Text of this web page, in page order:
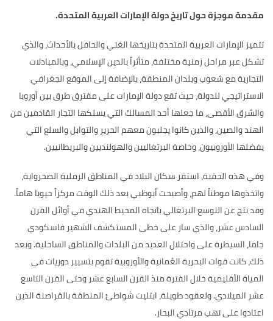
مقدمة موجزة حول تاريخ دولة الإمارات العربية المتحدة.
تتميز الإمارات العربية المتحدة بتاريخها الغني والحافل بالأحداث، والذي
تشكل عبر مراحلزمنية مختلفة، متأثراً بالدين الإسلامي، وبالمبادلات
التجارية مع شعوب وبلدان المنطقة، بالإضافة إلى الموقع الجغرافي
الاستراتيجي للدولة، حيث تقع دولة الإمارات على مفترق طرق بين أوروبا
والشرق الأقصى، ما جعلها أحد المسالك التي يسلكها التجار القادمين من
الهند والصين، والذين كانوا يجلبون معهم الحرير والتوابل والسلع التي
يفضلها الأوروبيون، وخاصة البرتغاليين والهولنديين والبريطانيين.
وفي هذه الحقبة،استقر سكان البلاد في المناطق الرملية الصحرواية،
واتخذوها موطناً لهم، وأصبحت أبوظبي بعد ذلك الوقت مركزاً حيويا هاماً.
وقد نتج عن التوسع البرتغالي باتجاه المحيط الهندي في أوائل القرن
السادس عشر، والذي سار على خطى المستكشف الشهير فاسكودي
جاما، السيطرة على واحتلال العديد من البلدات والمناطق الساحلية.وبعد
ذلك، كانت قوات البحرية العُمانية والأوروبية تقوم بتسيير دوريات في
المياة الأقليمية خلال الفترة منذ القرن السابع عشر وحتى القرن التاسع
عشر الميلادي.ولعقود طويلة، ابتليت شواطئ المنطقة بالقراصنة الذين
اعتادوا على نهب مرتادي البحار.